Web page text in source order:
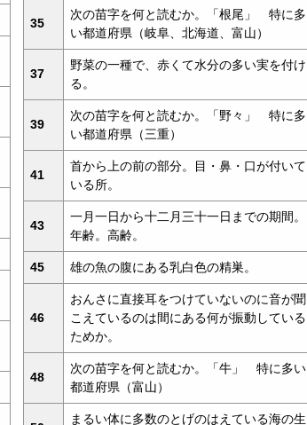
35
次の苗字を何と読むか。「根尾」 特に多
い都道府県（岐阜、北海道、富山）
37
野菜の一種で、赤くて水分の多い実を付け
る。
39
次の苗字を何と読むか。「野々」 特に多
い都道府県（三重）
41
首から上の前の部分。目・鼻・口が付いて
いる所。
43
一月一日から十二月三十一日までの期間。
年齢。高齢。
45 雄の魚の腹にある乳白色の精巣。
46
おんさに直接耳をつけていないのに音が聞
こえているのは間にある何が振動している
ためか。
48
次の苗字を何と読むか。「牛」 特に多い
都道府県（富山）
まるい体に多数のとげのはえている海の生